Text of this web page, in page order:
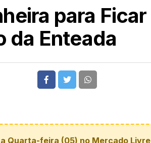
para Ficar
da Enteada
Quarta-feira (05) no Mercado Livre